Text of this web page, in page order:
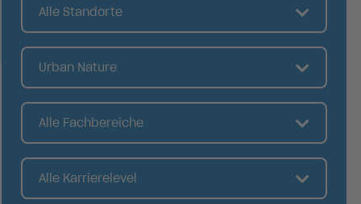
Alle Standorte
Urban Nature
Alle Fachbereiche
Alle Karrierelevel